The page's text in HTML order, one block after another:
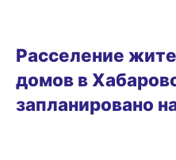
Расселение
домов в
запланировано